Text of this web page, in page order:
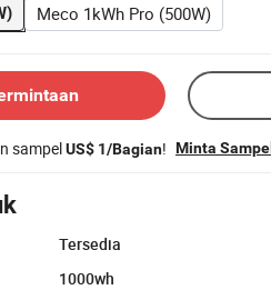
Meco 1kWh Pro (500W)
sampelUS$ 1/Bagian! Minta Sampel
Tersedia
1000wh